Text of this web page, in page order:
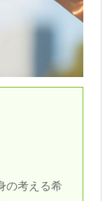
の考える希